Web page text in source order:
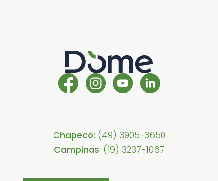
Chapecó: (49) 3905-3650
Campinas: (19) 3237-1067